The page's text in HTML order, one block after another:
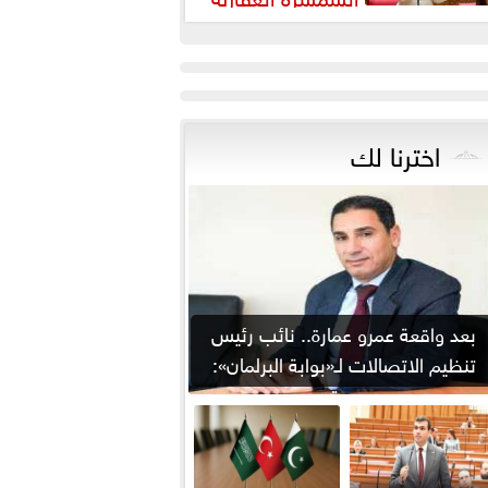
لضبط السوق وحماية
اخترنا لك
بعد واقعة عمرو عمارة.. نائب رئيس
تنظيم الاتصالات لـ«بوابة البرلمان»:
من يوقع...